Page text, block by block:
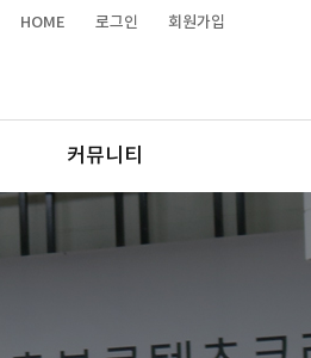
HOME 로그인 회원가입
커뮤니티